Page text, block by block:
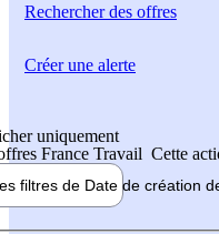
Rechercherdes offres
uniquement
France Travail Cette
filtres de Date de création
Créer une alerte